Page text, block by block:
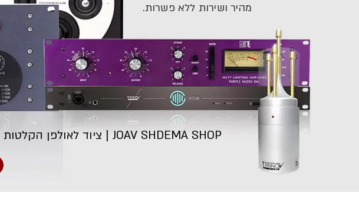
מהיר ושירות ללא פשרות.
ציוד לאולפן הקלטות מקצועי וביתי, להופעות ולהגברה | מאז 1999 יואב שדמה בע"מ | JOAV SHDEMA SHOP